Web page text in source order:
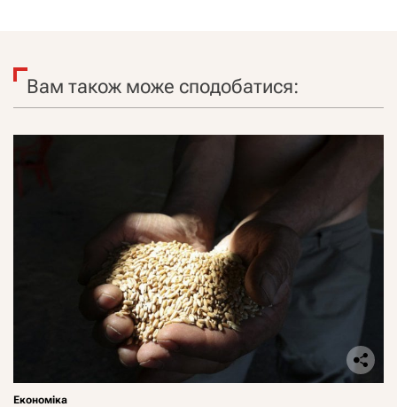
Вам також може сподобатися:
Економіка